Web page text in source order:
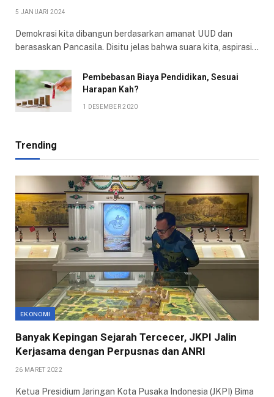
5 JANUARI 2024
Demokrasi kita dibangun berdasarkan amanat UUD dan
berasaskan Pancasila. Disitu jelas bahwa suara kita, aspirasi…
Pembebasan Biaya Pendidikan, Sesuai
Harapan Kah?
1 DESEMBER 2020
Trending
EKONOMI
Banyak Kepingan Sejarah Tercecer, JKPI Jalin
Kerjasama dengan Perpusnas dan ANRI
26 MARET 2022
Ketua Presidium Jaringan Kota Pusaka Indonesia (JKPI) Bima